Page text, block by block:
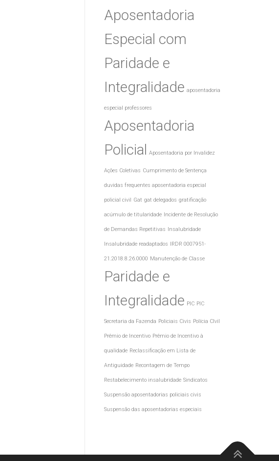
Aposentadoria
Especial com
Paridade e
Integralidade aposentadoria
especial professores
Aposentadoria
Policial
Aposentadoria por Invalidez
Ações Coletivas Cumprimento de Sentença
duvidas frequentes aposentadoria especial
policial civil Gat gat delegados gratificação
acúmulo de titularidade Incidente de Resolução
de Demandas Repetitivas Insalubridade
Insalubridade readaptados IRDR 0007951-
21.2018.8.26.0000 Manutenção de Classe
Paridade e
Integralidade PIC PIC
Secretaria da Fazenda Policiais Civis Polícia CIvil
Prêmio de Incentivo Prêmio de Incentivo à
qualidade Reclassificação em Lista de
Antiguidade Recontagem de Tempo
Restabelecimento insalubridade Sindicatos
Suspensão aposentadorias policiais civis
Suspensão das aposentadorias especiais